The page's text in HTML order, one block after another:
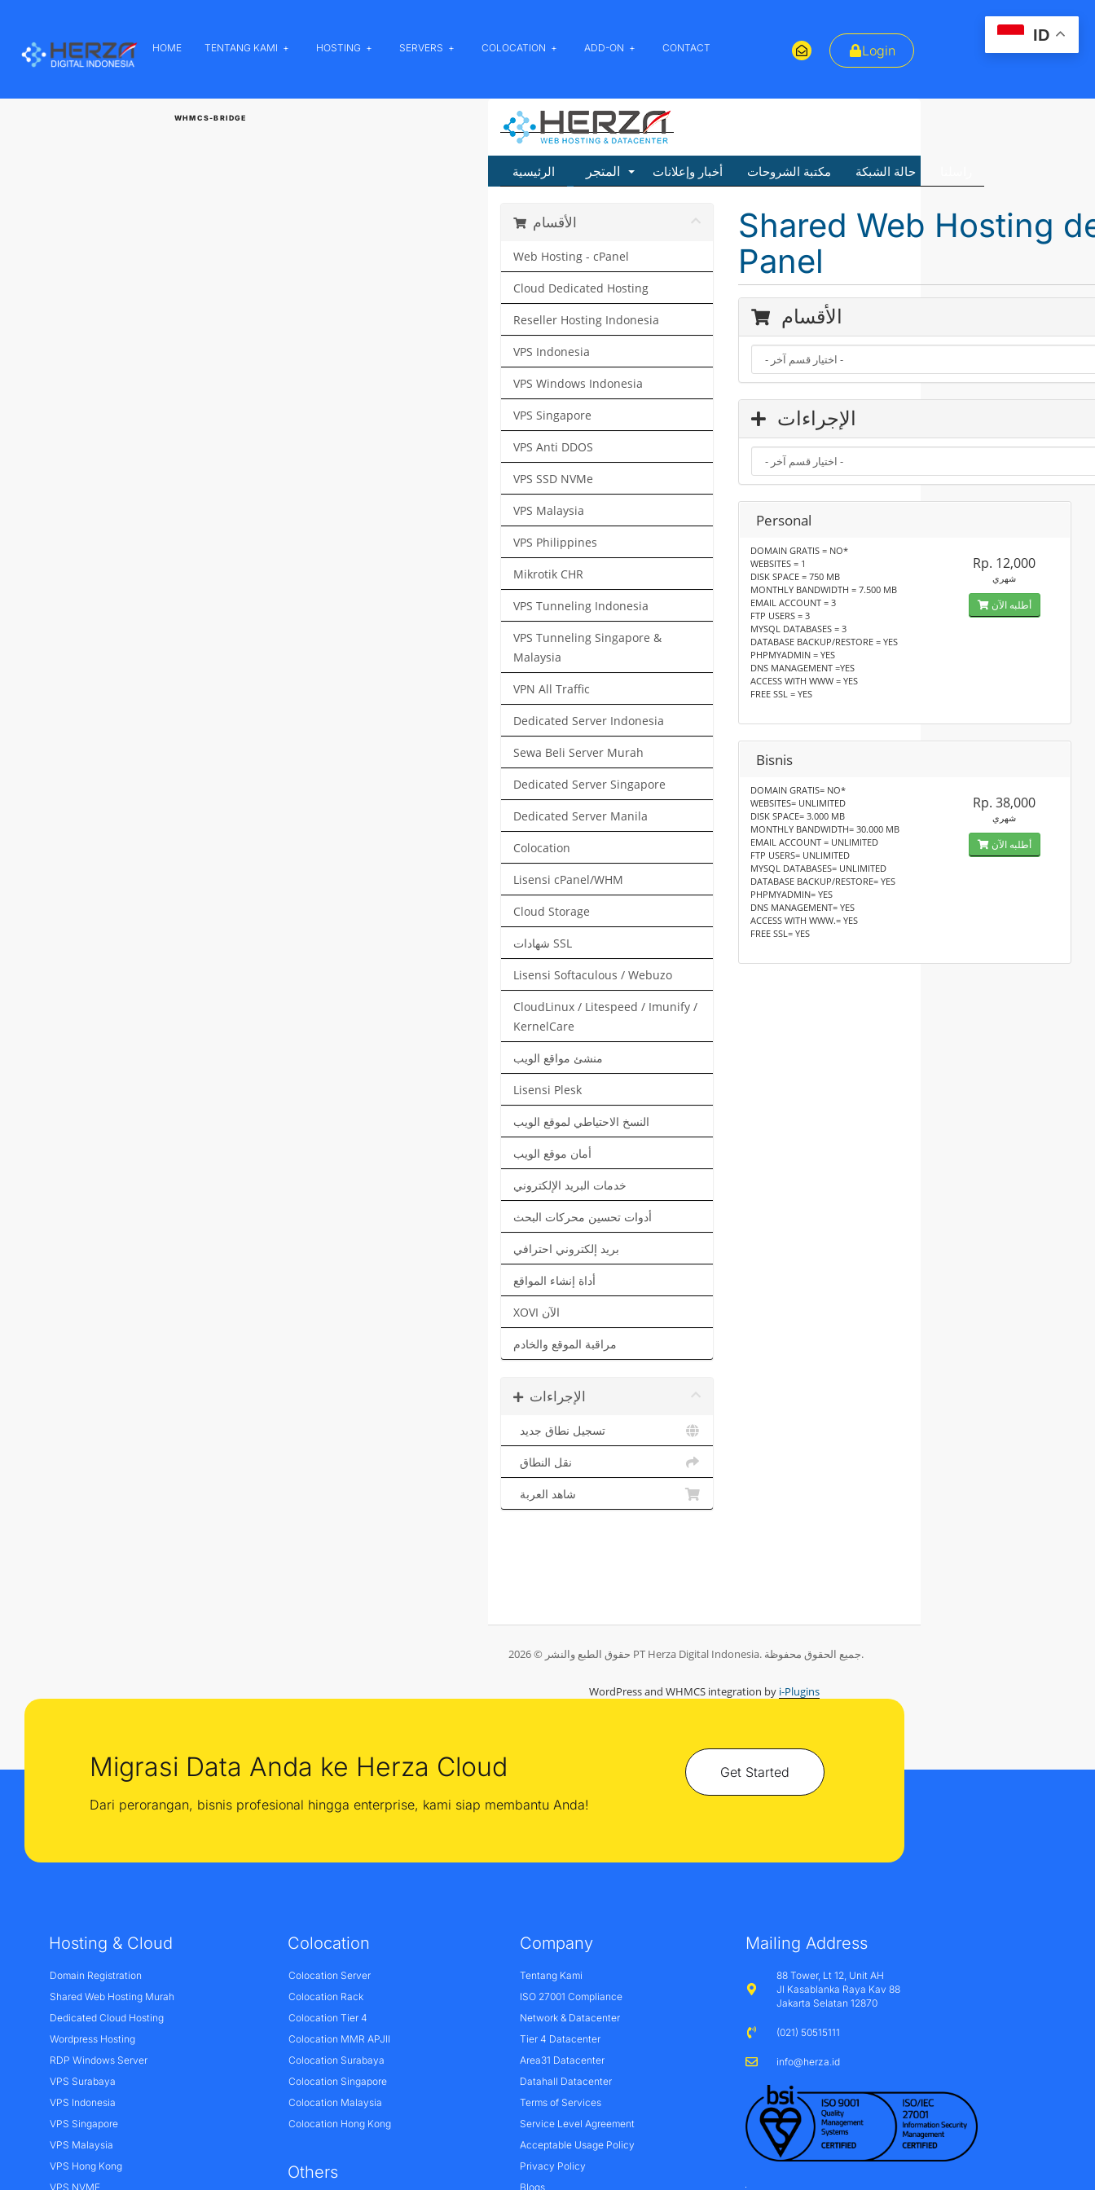
HOME TENTANG KAMI HOSTING SERVERS COLOCATION ADD-ON CONTACT Login
WHMCS-BRIDGE
الرئيسية أخبار وإعلانات مكتبة الشروحات حالة الشبكة
Shared Web Hosting
Panel
الأقسام
Web Hosting - cPanel
Cloud Dedicated Hosting
Reseller Hosting Indonesia
VPS Indonesia
VPS Windows Indonesia
VPS Singapore
VPS Anti DDOS
VPS SSD NVMe
VPS Malaysia
VPS Philippines
Mikrotik CHR
VPS Tunneling Indonesia
VPS Tunneling Singapore &
Malaysia
VPN All Traffic
Dedicated Server Indonesia
Sewa Beli Server Murah
Dedicated Server Singapore
Dedicated Server Manila
Colocation
Lisensi cPanel/WHM
Cloud Storage
شهادات SSL
Lisensi Softaculous / Webuzo
CloudLinux / Litespeed / Imunify /
KernelCare
منشئ مواقع الويب
Lisensi Plesk
النسخ الاحتياطي لموقع الويب
أمان موقع الويب
خدمات البريد الإلكتروني
أدوات تحسين محركات البحث
بريد إلكتروني احترافي
أداة إنشاء المواقع
XOVI الآن
مراقبة الموقع والخادم
الإجراءات
تسجيل نطاق جديد
نقل النطاق
شاهد العربة
الأقسام
الإجراءات
Personal
DOMAIN GRATIS = NO*
WEBSITES = 1
DISK SPACE = 750 MB
MONTHLY BANDWIDTH = 7.500 MB
EMAIL ACCOUNT = 3
FTP USERS = 3
MYSQL DATABASES = 3
DATABASE BACKUP/RESTORE = YES
PHPMYADMIN = YES
DNS MANAGEMENT =YES
ACCESS WITH WWW = YES
FREE SSL = YES
Rp. 12,000
شهري
أطلبه الآن
Bisnis
DOMAIN GRATIS= NO*
WEBSITES= UNLIMITED
DISK SPACE= 3.000 MB
MONTHLY BANDWIDTH= 30.000 MB
EMAIL ACCOUNT = UNLIMITED
FTP USERS= UNLIMITED
MYSQL DATABASES= UNLIMITED
DATABASE BACKUP/RESTORE= YES
PHPMYADMIN= YES
DNS MANAGEMENT= YES
ACCESS WITH WWW.= YES
FREE SSL= YES
Rp. 38,000
شهري
أطلبه الآن
حقوق الطبع والنشر © 2026 PT Herza Digital Indonesia. جميع الحقوق محفوظة.
WordPress and WHMCS integration by i-Plugins
Migrasi Data Anda ke Herza Cloud
Dari perorangan, bisnis profesional hingga enterprise, kami siap membantu Anda!
Get Started
Hosting & Cloud
Domain Registration
Shared Web Hosting Murah
Dedicated Cloud Hosting
Wordpress Hosting
RDP Windows Server
VPS Surabaya
VPS Indonesia
VPS Singapore
VPS Malaysia
VPS Hong Kong
VPS NVME
Colocation
Colocation Server
Colocation Rack
Colocation Tier 4
Colocation MMR APJII
Colocation Surabaya
Colocation Singapore
Colocation Malaysia
Colocation Hong Kong
Others
Company
Tentang Kami
ISO 27001 Compliance
Network & Datacenter
Tier 4 Datacenter
Area31 Datacenter
Datahall Datacenter
Terms of Services
Service Level Agreement
Acceptable Usage Policy
Privacy Policy
Blogs
Mailing Address
88 Tower, Lt 12, Unit AH
Jl Kasablanka Raya Kav 88
Jakarta Selatan 12870
(021) 50515111
info@herza.id
ID